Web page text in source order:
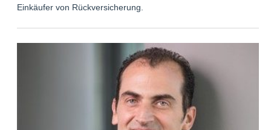
Einkäufer von Rückversicherung.